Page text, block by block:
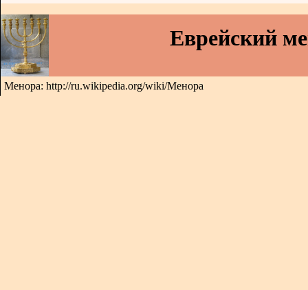
Еврейский
Менора: http://ru.wikipedia.org/wiki/Менора